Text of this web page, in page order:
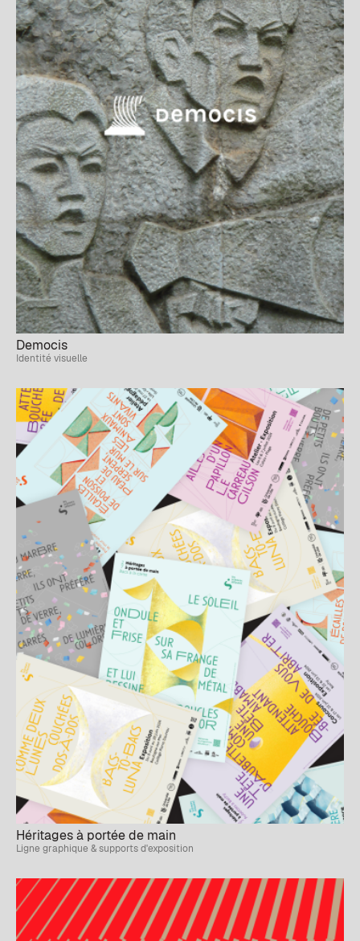
Democis
Identité visuelle
Héritages à portée de main
Ligne graphique & supports d'exposition